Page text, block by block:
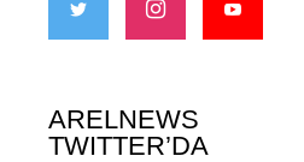
ARELNEWS
TWITTER’DA